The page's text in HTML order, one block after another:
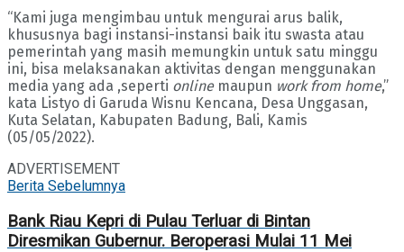
“Kami juga mengimbau untuk mengurai arus balik,
khususnya bagi instansi-instansi baik itu swasta atau
pemerintah yang masih memungkin untuk satu minggu
ini, bisa melaksanakan aktivitas dengan menggunakan
media yang ada ,seperti onlinemaupun work from home,”
kata Listyo di Garuda Wisnu Kencana, Desa Unggasan,
Kuta Selatan, Kabupaten Badung, Bali, Kamis
(05/05/2022).
ADVERTISEMENT
Berita Sebelumnya
Bank Riau Kepri di Pulau Terluar di Bintan
Diresmikan Gubernur. Beroperasi Mulai 11 Mei